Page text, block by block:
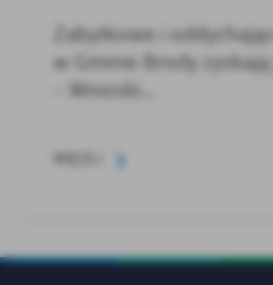
Zabytkowe i
w Gminie Brody
– Wnioski...